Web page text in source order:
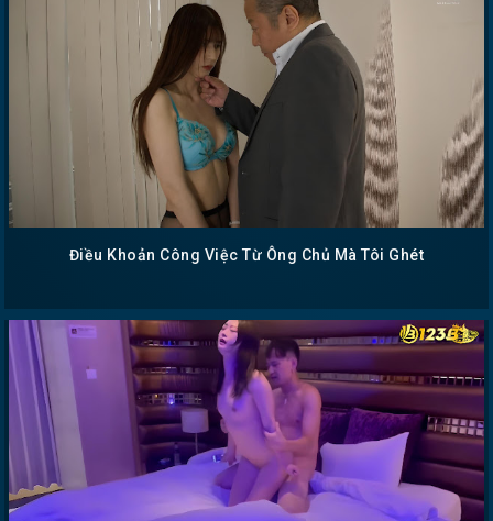
Điều Khoản Công Việc Từ Ông Chủ Mà Tôi Ghét